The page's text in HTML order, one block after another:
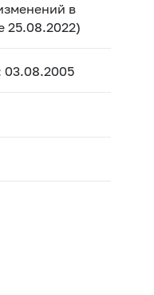
в
25.08.2022)
03.08.2005